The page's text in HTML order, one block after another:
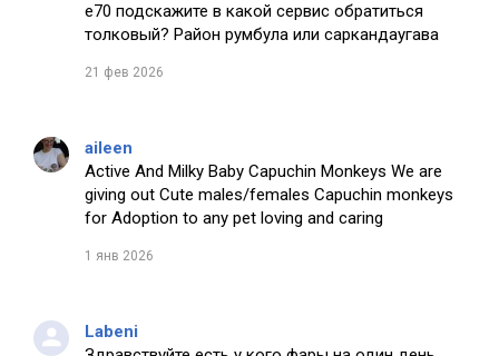
е70 подскажите в какой сервис обратиться
толковый? Район румбула или саркандаугава
21 фев 2026
aileen
Active And Milky Baby Capuchin Monkeys We are
giving out Cute males/females Capuchin monkeys
for Adoption to any pet loving and caring
1 янв 2026
Labeni